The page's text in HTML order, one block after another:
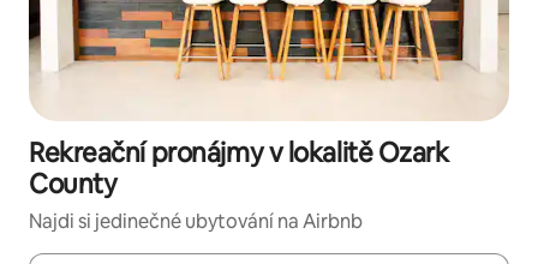
Rekreační pronájmy v lokalitě Ozark
County
Najdi si jedinečné ubytování na Airbnb